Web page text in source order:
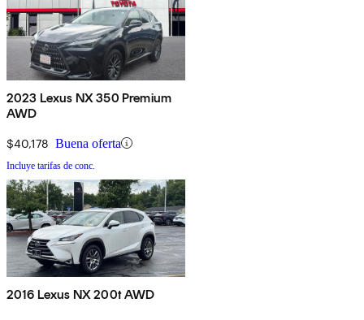
2023 Lexus NX 350 Premium
AWD
$40,178 Buena oferta
Incluye tarifas de conc.
2016 Lexus NX 200t AWD